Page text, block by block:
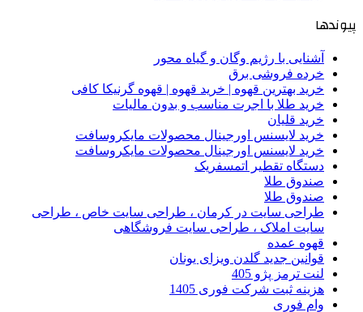
پیوندها
آشنایی با رژیم وگان و گیاه محور
خرده فروشی برق
خرید بهترین قهوه | خرید قهوه | قهوه گرنیکا کافی
خرید طلا با اجرت مناسب و بدون مالیات
خرید قلیان
خرید لایسنس اورجینال محصولات مایکروسافت
خرید لایسنس اورجینال محصولات مایکروسافت
دستگاه تقطیر اتمسفریک
صندوق طلا
صندوق طلا
طراحی سایت در کرمان ، طراحی سایت خاص ، طراحی
سایت املاک ، طراحی سایت فروشگاهی
قهوه عمده
قوانین جدید گلدن ویزای یونان
لنت ترمز پژو 405
هزینه ثبت شرکت فوری 1405
وام فوری